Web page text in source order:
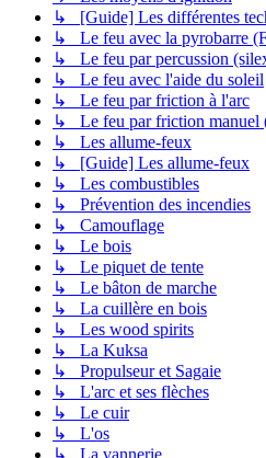
↳ [Guide] Les différentes
↳ Le feu avec la pyrobarre
↳ Le feu par percussion
↳ Le feu avec l'aide du soleil
↳ Le feu par friction à l'arc
↳ Le feu par friction manuel
↳ Les allume-feux
↳ [Guide] Les allume-feux
↳ Les combustibles
↳ Prévention des incendies
↳ Camouflage
↳ Le bois
↳ Le piquet de tente
↳ Le bâton de marche
↳ La cuillère en bois
↳ Les wood spirits
↳ La Kuksa
↳ Propulseur et Sagaie
↳ L'arc et ses flèches
↳ Le cuir
↳ L'os